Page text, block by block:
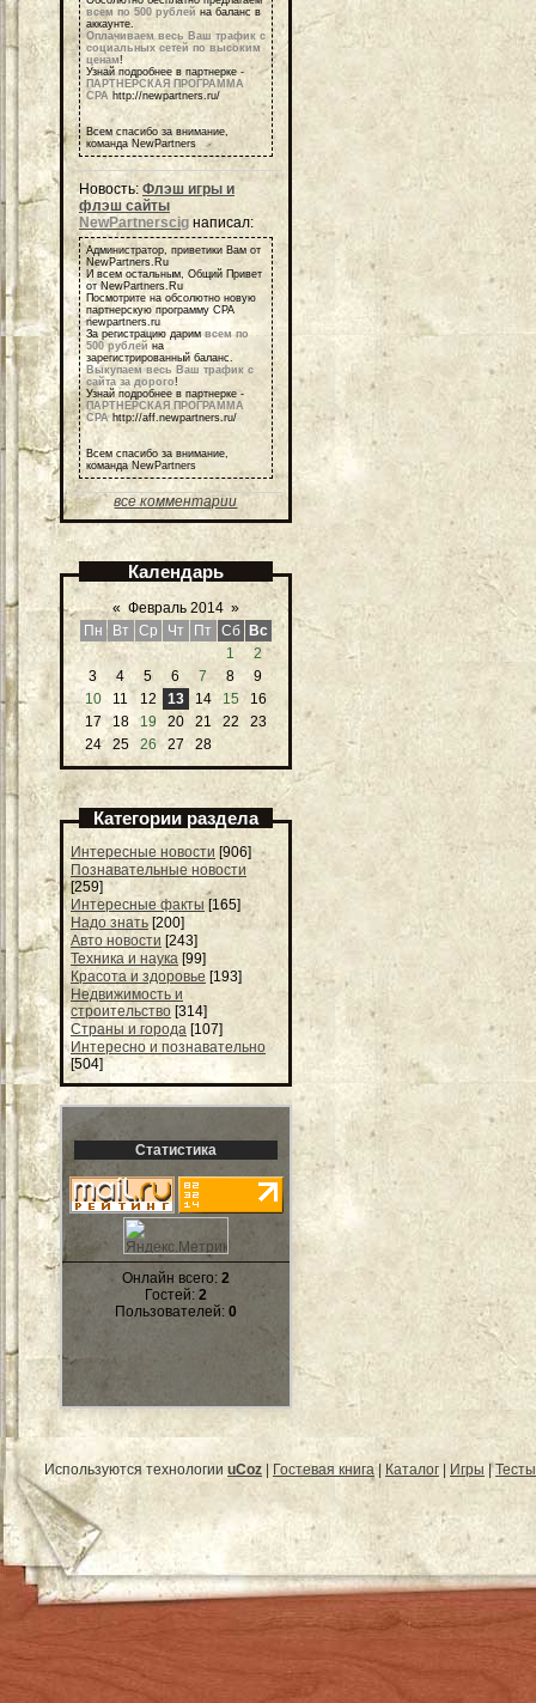
всем по 500 рублей на баланс в
аккаунте.
Оплачиваем весь Ваш трафик с
социальных сетей по высоким
ценам!
Узнай подробнее в партнерке -
ПАРТНЕРСКАЯ ПРОГРАММА
СРА http://newpartners.ru/
Всем спасибо за внимание,
команда NewPartners
Новость: Флэш игры и
флэш сайты
NewPartnerscig написал:
Администратор, приветики Вам от
NewPartners.Ru
И всем остальным, Общий Привет
от NewPartners.Ru
Посмотрите на обсолютно новую
партнерскую программу СРА
newpartners.ru
За регистрацию даримвсем по
500 рублей на
зарегистрированный баланс.
Выкупаем весь Ваш трафик с
сайта за дорого!
Узнай подробнее в партнерке -
ПАРТНЕРСКАЯ ПРОГРАММА
СРАhttp://aff.newpartners.ru/
Всем спасибо за внимание,
команда NewPartners
все комментарии
Календарь
« Февраль 2014 »
Пн
Вт Ср Чт Пт Сб Вс
1
2
3
4 5 6 7 8
9
10
11 12 13 14 15
16
17
18 19 20 21 22
23
24
25 26 27 28
Категории раздела
Интересные новости [906]
Познавательные новости
[259]
Интересные факты [165]
Надо знать [200]
Авто новости [243]
Техника и наука [99]
Красота и здоровье [193]
Недвижимость и
строительство [314]
Страны и города [107]
Интересно и познавательно
[504]
Статистика
Онлайн всего: 2
Гостей: 2
Пользователей: 0
Используются технологии uCoz | Гостевая книга | Каталог | Игры |Тесты